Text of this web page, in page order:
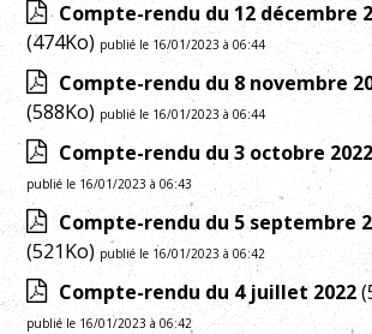
Compte-rendu du 12 décembre
(474Ko) publié le 16/01/2023 à 06:44
Compte-rendu du 8 novembre
(588Ko) publié le 16/01/2023 à 06:44
Compte-rendu du 3 octobre 2022
publié le 16/01/2023 à 06:43
Compte-rendu du 5 septembre
(521Ko) publié le 16/01/2023 à 06:42
Compte-rendu du 4 juillet 2022
publié le 16/01/2023 à 06:42